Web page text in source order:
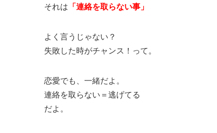
それは 「連絡を取らない事」
よく言うじゃない？
失敗した時がチャンス！って。
恋愛でも、一緒だよ。
連絡を取らない＝逃げてる
だよ。